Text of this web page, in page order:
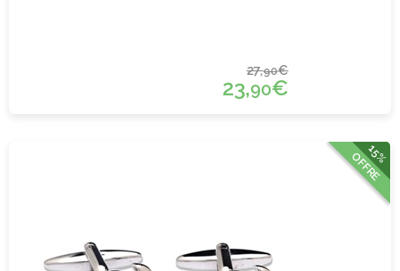
27,90€
23,90€
15%
OFFRE